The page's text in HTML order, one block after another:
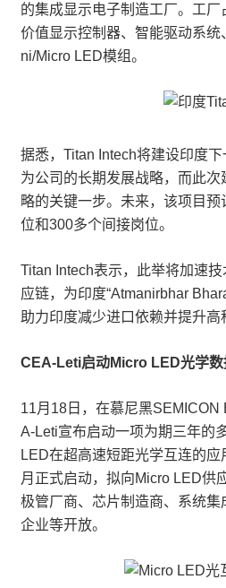
的集成显示电子制造工厂。工
价值显示控制器、智能驱动系
ni/Micro LED模组。
据悉，Titan Intech将建设印度
为公司的长期发展战略，而此
略的关键一步。未来，该项目
位和300多个间接岗位。
Titan Intech表示，此举将加速
应链，为印度“Atmanirbhar
助力印度减少进口依赖并提升高
CEA-Leti启动Micro LED光学数
11月18日，在慕尼黑SEMICON
A-Leti宣布启动一项为期三年的
LED在超高速短距光学互连的
月正式启动，拟向Micro LED供
极管厂商、芯片制造商、系统
企业等开放。